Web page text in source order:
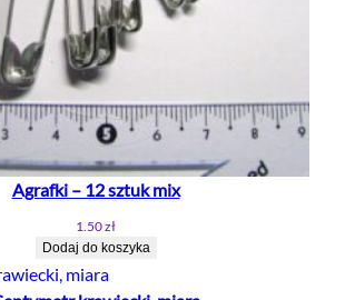
Agrafki – 12 sztuk mix
1.50zł
Dodaj do koszyka